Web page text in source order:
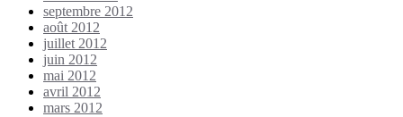
septembre 2012
août 2012
juillet 2012
juin 2012
mai 2012
avril 2012
mars 2012